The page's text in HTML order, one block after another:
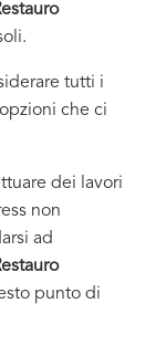
tutti i
che ci
dei lavori
non
ad
punto di